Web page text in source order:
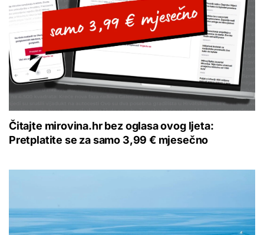
Čitajte mirovina.hr bez oglasa ovog ljeta:
Pretplatite se za samo 3,99 € mjesečno